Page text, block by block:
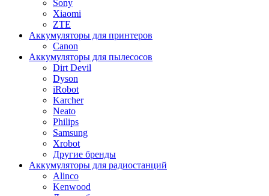
Sony
Xiaomi
ZTE
Аккумуляторы для принтеров
Canon
Аккумуляторы для пылесосов
Dirt Devil
Dyson
iRobot
Karcher
Neato
Philips
Samsung
Xrobot
Другие бренды
Аккумуляторы для радиостанций
Alinco
Kenwood